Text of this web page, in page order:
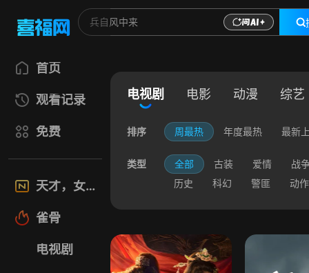
首页
观看记录
免费
天才，女友
雀骨
电视剧
电视剧 电影 动漫 综艺
排序 周最热 年度最热 最新
类型 全部 古装 爱情
战
历史
科幻 警匪 动作